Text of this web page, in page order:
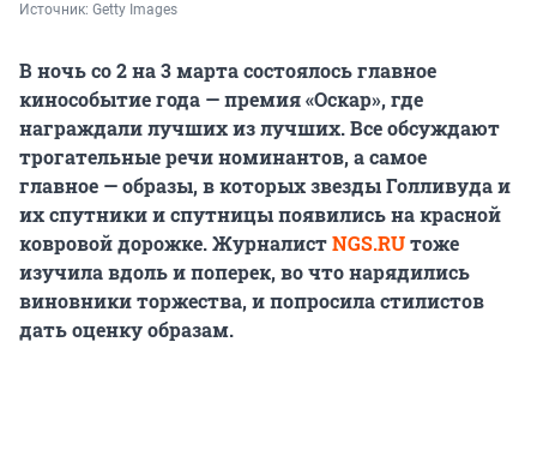
Источник: Getty Images
В ночь со 2 на 3 марта состоялось главное
кинособытие года — премия «Оскар», где
награждали лучших из лучших. Все обсуждают
трогательные речи номинантов, а самое
главное — образы, в которых звезды Голливуда и
их спутники и спутницы появились на красной
ковровой дорожке. ЖурналистNGS.RUтоже
изучила вдоль и поперек, во что нарядились
виновники торжества, и попросила стилистов
дать оценку образам.